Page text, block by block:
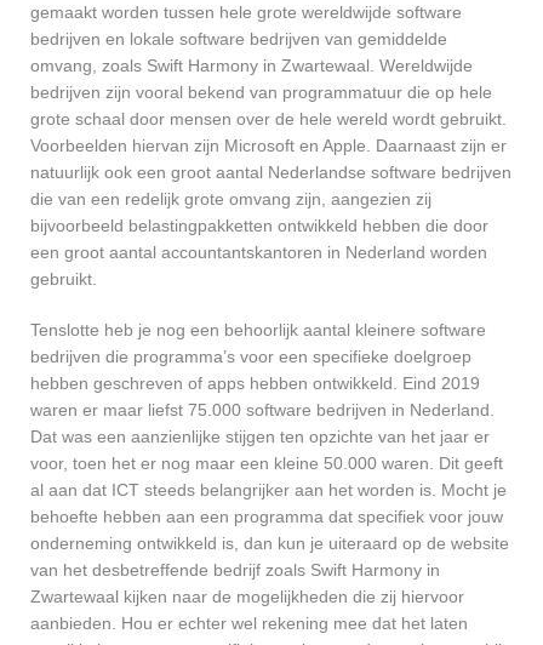
gemaakt worden tussen hele grote wereldwijde software
bedrijven en lokale software bedrijven van gemiddelde
omvang, zoals Swift Harmony in Zwartewaal. Wereldwijde
bedrijven zijn vooral bekend van programmatuur die op hele
grote schaal door mensen over de hele wereld wordt gebruikt.
Voorbeelden hiervan zijn Microsoft en Apple. Daarnaast zijn er
natuurlijk ook een groot aantal Nederlandse software bedrijven
die van een redelijk grote omvang zijn, aangezien zij
bijvoorbeeld belastingpakketten ontwikkeld hebben die door
een groot aantal accountantskantoren in Nederland worden
gebruikt.
Tenslotte heb je nog een behoorlijk aantal kleinere software
bedrijven die programma’s voor een specifieke doelgroep
hebben geschreven of apps hebben ontwikkeld. Eind 2019
waren er maar liefst 75.000 software bedrijven in Nederland.
Dat was een aanzienlijke stijgen ten opzichte van het jaar er
voor, toen het er nog maar een kleine 50.000 waren. Dit geeft
al aan dat ICT steeds belangrijker aan het worden is. Mocht je
behoefte hebben aan een programma dat specifiek voor jouw
onderneming ontwikkeld is, dan kun je uiteraard op de website
van het desbetreffende bedrijf zoals Swift Harmony in
Zwartewaal kijken naar de mogelijkheden die zij hiervoor
aanbieden. Hou er echter wel rekening mee dat het laten